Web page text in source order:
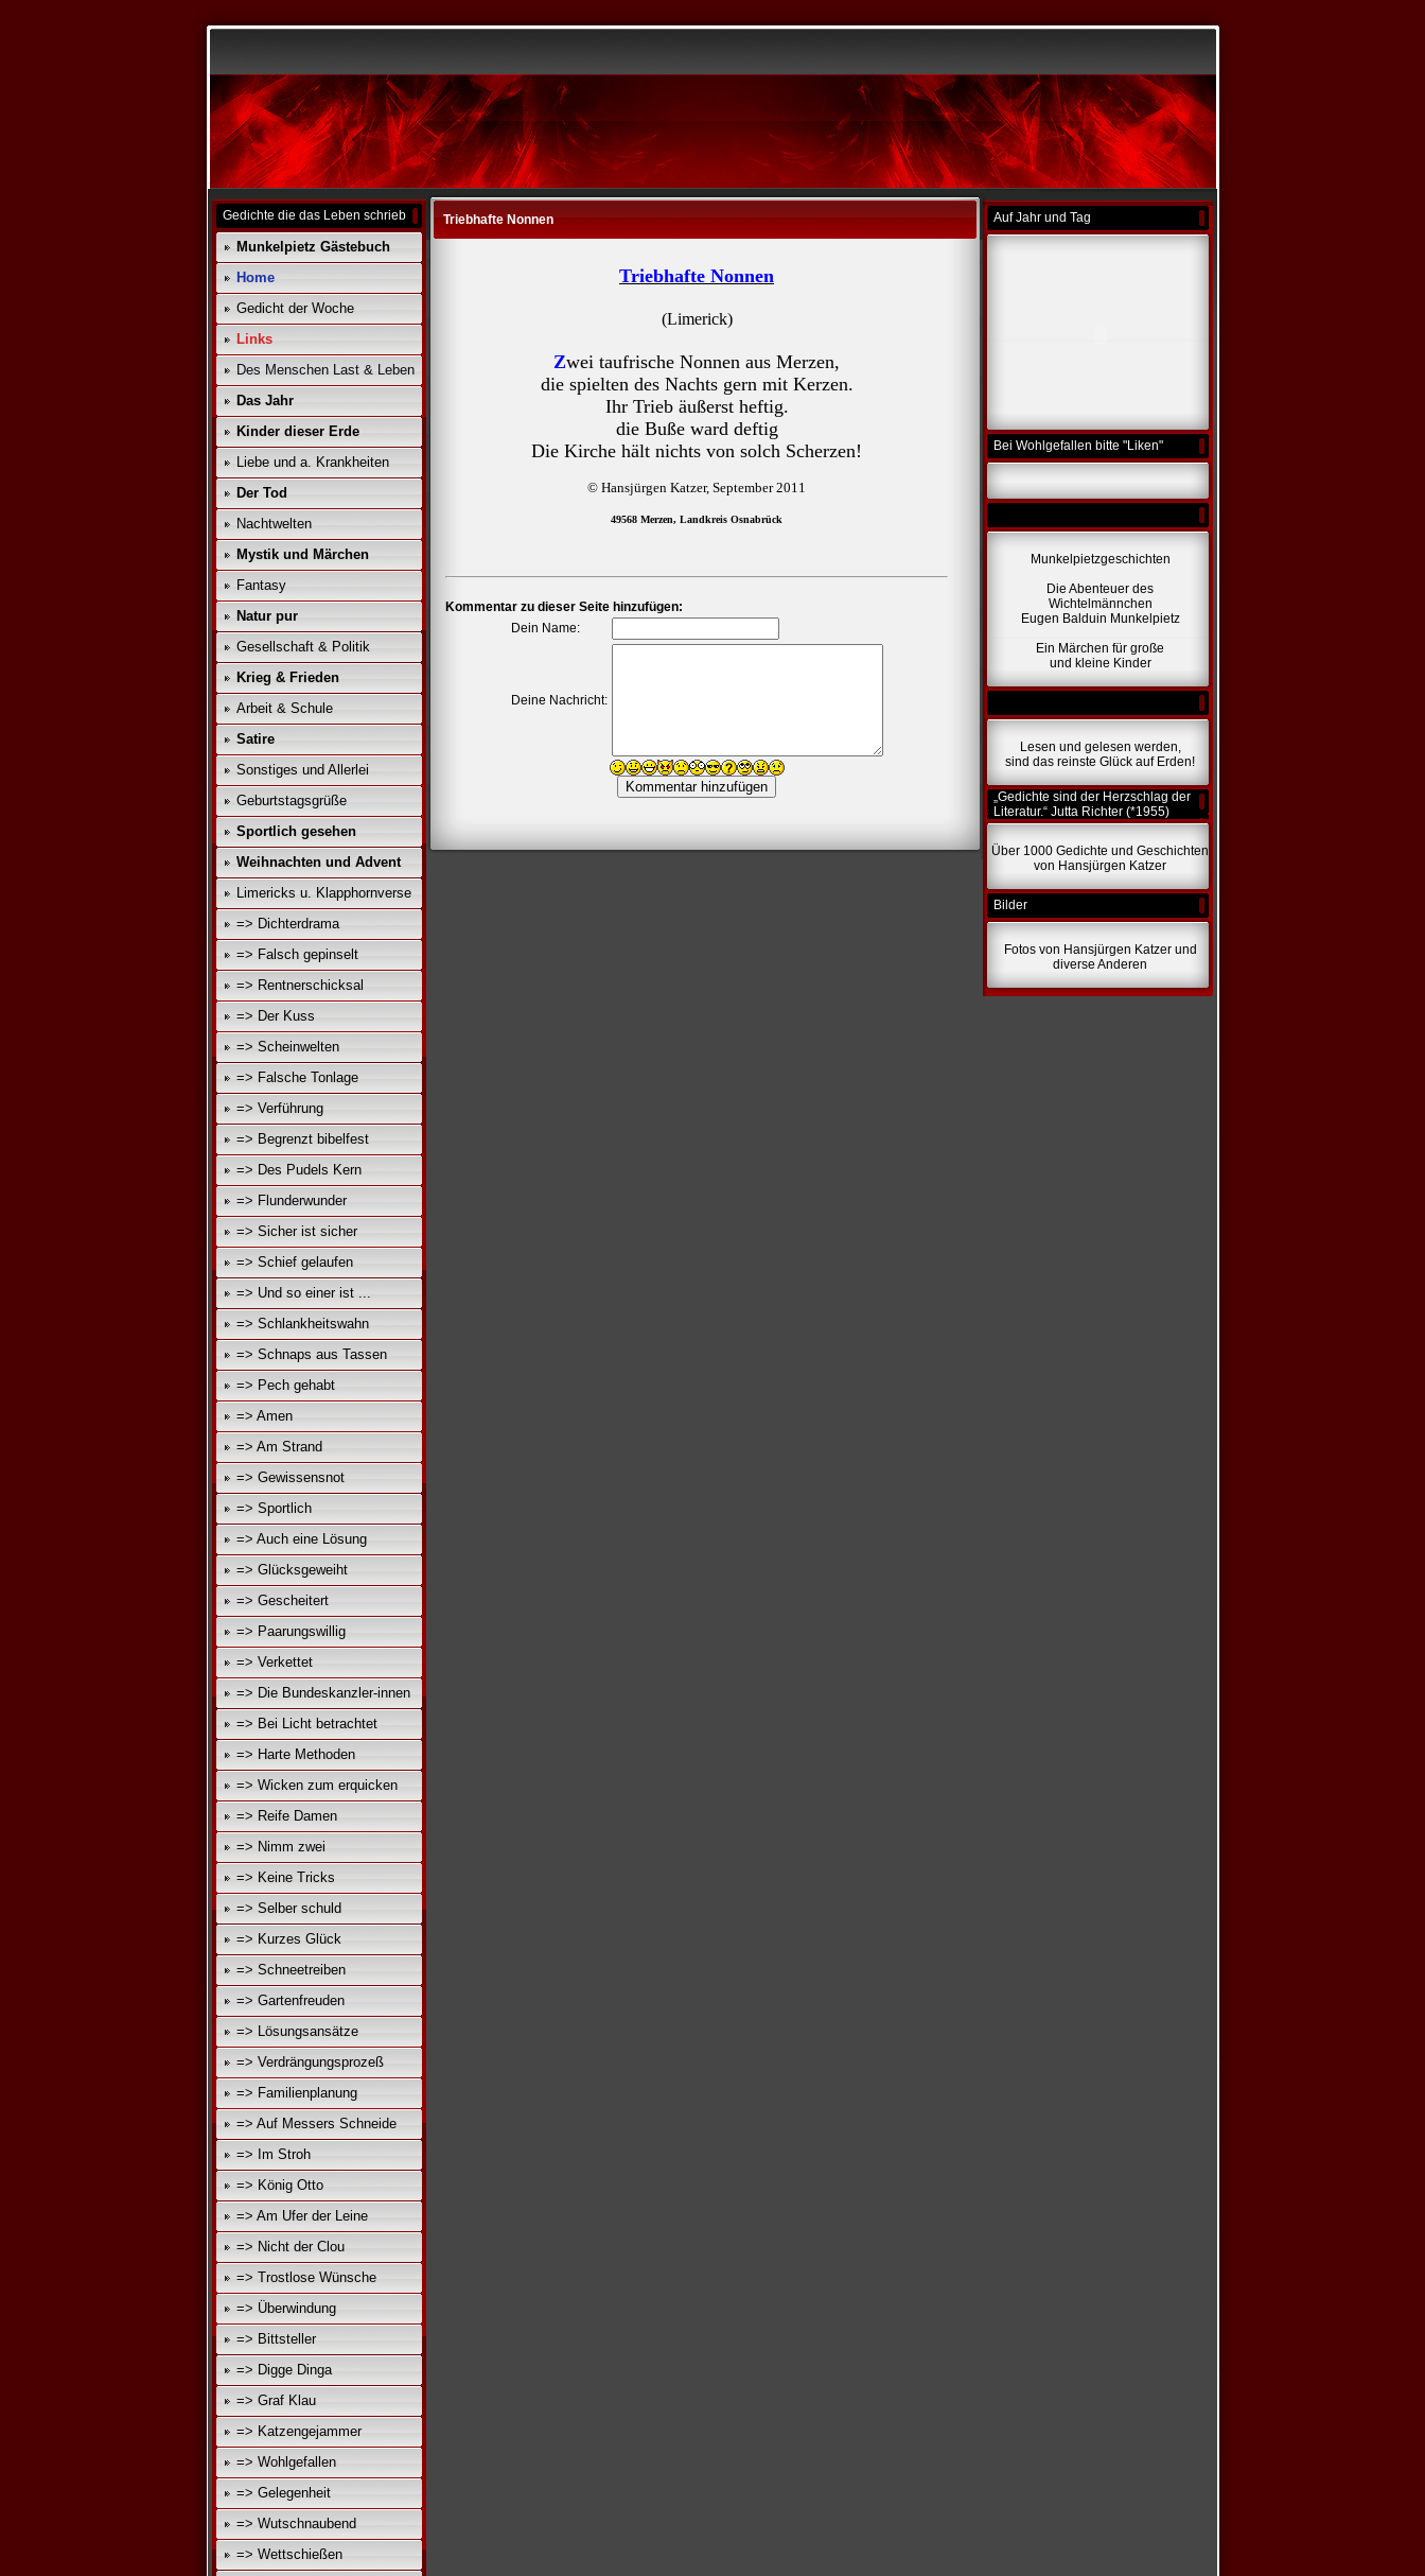
Gedichte die das Leben schrieb
Munkelpietz Gästebuch
Home
Gedicht der Woche
Links
Des Menschen Last & Leben
Das Jahr
Kinder dieser Erde
Liebe und a. Krankheiten
Der Tod
Nachtwelten
Mystik und Märchen
Fantasy
Natur pur
Gesellschaft & Politik
Krieg & Frieden
Arbeit & Schule
Satire
Sonstiges und Allerlei
Geburtstagsgrüße
Sportlich gesehen
Weihnachten und Advent
Limericks u. Klapphornverse
=> Dichterdrama
=> Falsch gepinselt
=> Rentnerschicksal
=> Der Kuss
=> Scheinwelten
=> Falsche Tonlage
=> Verführung
=> Begrenzt bibelfest
=> Des Pudels Kern
=> Flunderwunder
=> Sicher ist sicher
=> Schief gelaufen
=> Und so einer ist ...
=> Schlankheitswahn
=> Schnaps aus Tassen
=> Pech gehabt
=> Amen
=> Am Strand
=> Gewissensnot
=> Sportlich
=> Auch eine Lösung
=> Glücksgeweiht
=> Gescheitert
=> Paarungswillig
=> Verkettet
=> Die Bundeskanzler-innen
=> Bei Licht betrachtet
=> Harte Methoden
=> Wicken zum erquicken
=> Reife Damen
=> Nimm zwei
=> Keine Tricks
=> Selber schuld
=> Kurzes Glück
=> Schneetreiben
=> Gartenfreuden
=> Lösungsansätze
=> Verdrängungsprozeß
=> Familienplanung
=> Auf Messers Schneide
=> Im Stroh
=> König Otto
=> Am Ufer der Leine
=> Nicht der Clou
=> Trostlose Wünsche
=> Überwindung
=> Bittsteller
=> Digge Dinga
=> Graf Klau
=> Katzengejammer
=> Wohlgefallen
=> Gelegenheit
=> Wutschnaubend
=> Wettschießen
Triebhafte Nonnen
Triebhafte Nonnen
(Limerick)
Zwei taufrische Nonnen aus Merzen,
die spielten des Nachts gern mit Kerzen.
Ihr Trieb äußerst heftig.
die Buße ward deftig
Die Kirche hält nichts von solch Scherzen!
© Hansjürgen Katzer, September 2011
49568 Merzen, Landkreis Osnabrück
Kommentar zu dieser Seite hinzufügen:
Dein Name:
Deine Nachricht:
Auf Jahr und Tag
Bei Wohlgefallen bitte "Liken"
Munkelpietzgeschichten
Die Abenteuer des
Wichtelmännchen
Eugen Balduin Munkelpietz
Ein Märchen für große
und kleine Kinder
Lesen und gelesen werden,
sind das reinste Glück auf Erden!
„Gedichte sind der Herzschlag der
Literatur.“ Jutta Richter (*1955)
Über 1000 Gedichte und Geschichten
von Hansjürgen Katzer
Bilder
Fotos von Hansjürgen Katzer und
diverse Anderen